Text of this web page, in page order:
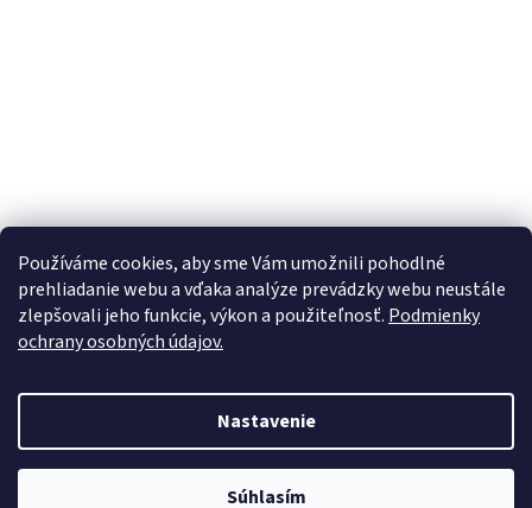
Používáme cookies, aby sme Vám umožnili pohodlné
prehliadanie webu a vďaka analýze prevádzky webu neustále
zlepšovali jeho funkcie, výkon a použiteľnosť. Podmienky
ochrany osobných údajov.
Nastavenie
Súhlasím
Copyright 2026Nabytokmorava. Všetky práva vyhradené.Upraviť
nastavenie cookies